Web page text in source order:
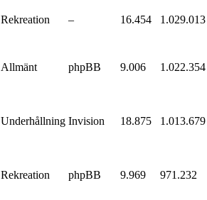
Rekreation – 16.454 1.029.013
Allmänt phpBB 9.006 1.022.354
Underhållning Invision 18.875 1.013.679
Rekreation phpBB 9.969 971.232